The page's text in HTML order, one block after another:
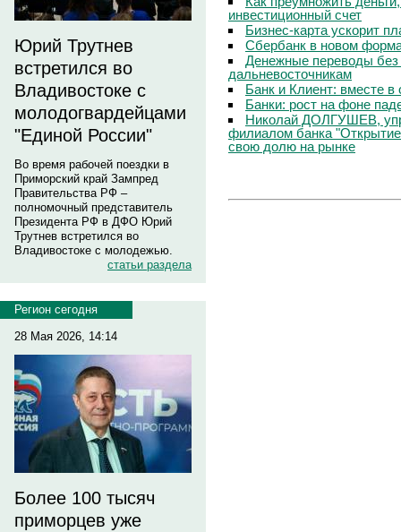
Юрий Трутнев
встретился во
Владивостоке с
молодогвардейцами
"Единой России"
Во время рабочей поездки в
Приморский край Зампред
Правительства РФ –
полномочный представитель
Президента РФ в ДФО Юрий
Трутнев встретился во
Владивостоке с молодежью.
статьи раздела
Регион сегодня
28 Мая 2026, 14:14
Более 100 тысяч
приморцев уже
инвестиционный счет
Бизнес-карта ускорит
Сбербанк в новом
Денежные переводы без
дальневосточникам
Банк и Клиент: вместе в
Банки: рост на фоне
Николай ДОЛГУШЕВ,
филиалом банка
свою долю на рынке